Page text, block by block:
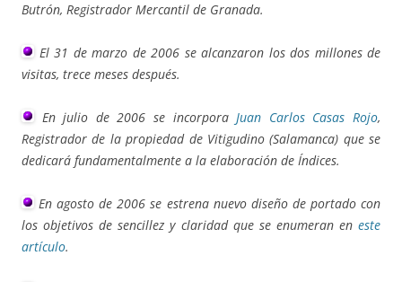
Butrón, Registrador Mercantil de Granada.
El 31 de marzo de 2006 se alcanzaron los dos millones de
visitas, trece meses después.
En julio de 2006 se incorporaJuan Carlos Casas Rojo,
Registrador de la propiedad de Vitigudino (Salamanca) que se
dedicará fundamentalmente a la elaboración de Índices.
En agosto de 2006 se estrena nuevo diseño de portado con
los objetivos de sencillez y claridad que se enumeran en este
artículo.